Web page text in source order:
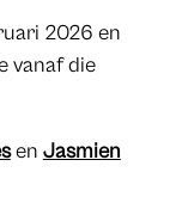
2026 en
vanaf die
en Jasmien